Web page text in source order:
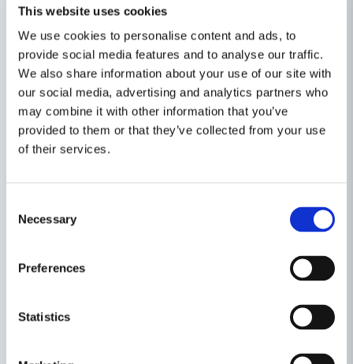
This website uses cookies
We use cookies to personalise content and ads, to
provide social media features and to analyse our traffic.
We also share information about your use of our site with
our social media, advertising and analytics partners who
may combine it with other information that you’ve
provided to them or that they’ve collected from your use
of their services.
Selection
Necessary
Preferences
Statistics